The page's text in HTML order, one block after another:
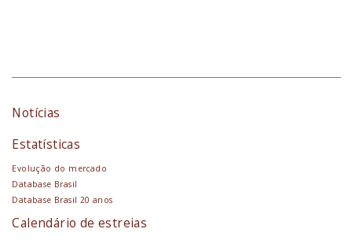
Notícias
Estatísticas
Evolução do mercado
Database Brasil
Database Brasil 20 anos
Calendário de estreias